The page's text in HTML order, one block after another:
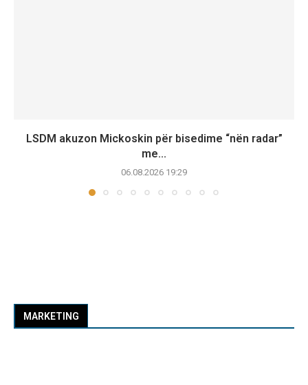
LSDM akuzon Mickoskin për bisedime “nën radar”
me...
06.08.2026 19:29
MARKETING